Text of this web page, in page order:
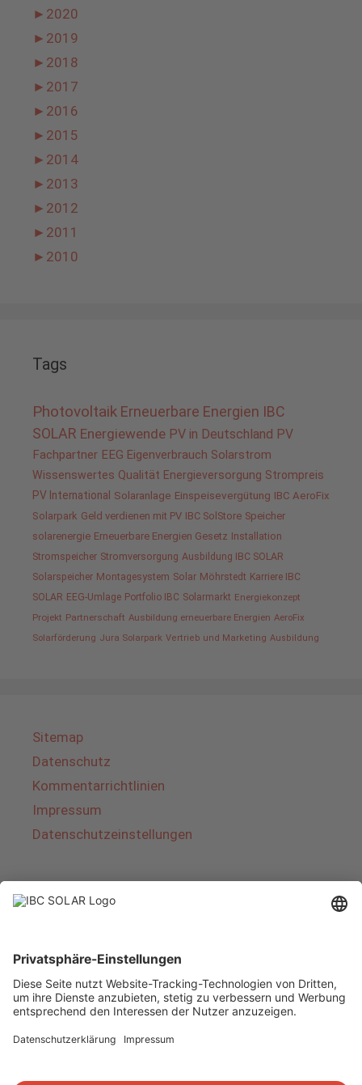
► 2020
► 2019
► 2018
► 2017
► 2016
► 2015
► 2014
► 2013
► 2012
► 2011
► 2010
Tags
Photovoltaik Erneuerbare Energien IBC
SOLAR Energiewende PV in Deutschland PV
Fachpartner EEG Eigenverbrauch Solarstrom
Wissenswertes Qualität Energieversorgung Strompreis
PV International Solaranlage Einspeisevergütung IBC AeroFix
Solarpark Geld verdienen mit PV IBC SolStore Speicher
solarenergie Erneuerbare Energien Gesetz Installation
Stromspeicher Stromversorgung Ausbildung IBC SOLAR
Solarspeicher Montagesystem Solar Möhrstedt Karriere IBC
SOLAR EEG-Umlage Portfolio IBC Solarmarkt Energiekonzept
Projekt Partnerschaft Ausbildung erneuerbare Energien AeroFix
Solarförderung Jura Solarpark Vertrieb und Marketing Ausbildung
Sitemap
Datenschutz
Kommentarrichtlinien
Impressum
Datenschutzeinstellungen
Über IBC SOLAR
von Energielösungen und Dienstleistungen im
Bereich Photovoltaik und Speicher. Das
Unternehmen bietet Komplettsysteme an und
deckt das gesamte Spektrum von der Planung
bis zur schlüsselfertigen Übergabe von
Energielösungen für Eigenheime, Gewerbe und